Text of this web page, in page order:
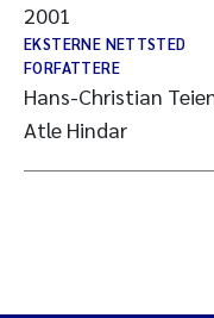
2001
EKSTERNE NETTSTED
FORFATTERE
Hans-Christian
Atle Hindar